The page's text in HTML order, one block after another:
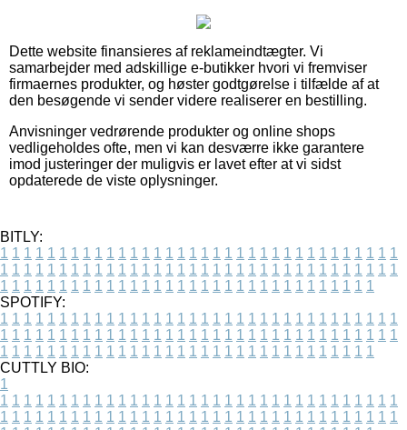
Dette website finansieres af reklameindtægter. Vi
samarbejder med adskillige e-butikker hvori vi fremviser
firmaernes produkter, og høster godtgørelse i tilfælde af at
den besøgende vi sender videre realiserer en bestilling.
Anvisninger vedrørende produkter og online shops
vedligeholdes ofte, men vi kan desværre ikke garantere
imod justeringer der muligvis er lavet efter at vi sidst
opdaterede de viste oplysninger.
BITLY:
1 1 1 1 1 1 1 1 1 1 1 1 1 1 1 1 1 1 1 1 1 1 1 1 1 1 1 1 1 1 1 1 1 1
1 1 1 1 1 1 1 1 1 1 1 1 1 1 1 1 1 1 1 1 1 1 1 1 1 1 1 1 1 1 1 1 1 1
1 1 1 1 1 1 1 1 1 1 1 1 1 1 1 1 1 1 1 1 1 1 1 1 1 1 1 1 1 1 1 1
SPOTIFY:
1 1 1 1 1 1 1 1 1 1 1 1 1 1 1 1 1 1 1 1 1 1 1 1 1 1 1 1 1 1 1 1 1 1
1 1 1 1 1 1 1 1 1 1 1 1 1 1 1 1 1 1 1 1 1 1 1 1 1 1 1 1 1 1 1 1 1 1
1 1 1 1 1 1 1 1 1 1 1 1 1 1 1 1 1 1 1 1 1 1 1 1 1 1 1 1 1 1 1 1
CUTTLY BIO:
1
1 1 1 1 1 1 1 1 1 1 1 1 1 1 1 1 1 1 1 1 1 1 1 1 1 1 1 1 1 1 1 1 1 1
1 1 1 1 1 1 1 1 1 1 1 1 1 1 1 1 1 1 1 1 1 1 1 1 1 1 1 1 1 1 1 1 1 1